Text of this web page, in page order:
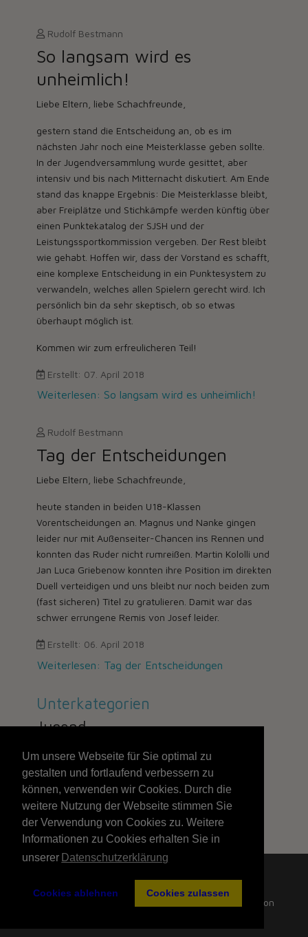
Um unsere Webseite für Sie optimal zu
gestalten und fortlaufend verbessern zu
können, verwenden wir Cookies. Durch die
weitere Nutzung der Webseite stimmen Sie
der Verwendung von Cookies zu. Weitere
Informationen zu Cookies erhalten Sie in
unserer Datenschutzerklärung
Cookies ablehnen Cookies zulassen
Rudolf Bestmann
So langsam wird es
unheimlich!
Liebe Eltern, liebe Schachfreunde,
gestern stand die Entscheidung an, ob es im
nächsten Jahr noch eine Meisterklasse geben sollte.
In der Jugendversammlung wurde gesittet, aber
intensiv und bis nach Mitternacht diskutiert. Am Ende
stand das knappe Ergebnis: Die Meisterklasse bleibt,
aber Freiplätze und Stichkämpfe werden künftig über
einen Punktekatalog der SJSH und der
Leistungssportkommission vergeben. Der Rest bleibt
wie gehabt. Hoffen wir, dass der Vorstand es schafft,
eine komplexe Entscheidung in ein Punktesystem zu
verwandeln, welches allen Spielern gerecht wird. Ich
persönlich bin da sehr skeptisch, ob so etwas
überhaupt möglich ist.
Kommen wir zum erfreulicheren Teil!
Erstellt: 07. April 2018
Weiterlesen: So langsam wird es unheimlich!
Rudolf Bestmann
Tag der Entscheidungen
Liebe Eltern, liebe Schachfreunde,
heute standen in beiden U18-Klassen
Vorentscheidungen an. Magnus und Nanke gingen
leider nur mit Außenseiter-Chancen ins Rennen und
konnten das Ruder nicht rumreißen. Martin Kololli und
Jan Luca Griebenow konnten ihre Position im direkten
Duell verteidigen und uns bleibt nur noch beiden zum
(fast sicheren) Titel zu gratulieren. Damit war das
schwer errungene Remis von Josef leider.
Erstellt: 06. April 2018
Weiterlesen: Tag der Entscheidungen
Unterkategorien
Jugend
173
Seite 173 von 211
- All Rights reserved © SK Doppelbauer Kiel von